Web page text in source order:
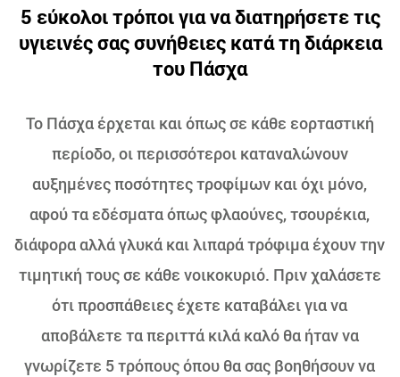
5 εύκολοι τρόποι για να διατηρήσετε τις
υγιεινές σας συνήθειες κατά τη διάρκεια
του Πάσχα
Το Πάσχα έρχεται και όπως σε κάθε εορταστική
περίοδο, οι περισσότεροι καταναλώνουν
αυξημένες ποσότητες τροφίμων και όχι μόνο,
αφού τα εδέσματα όπως φλαούνες, τσουρέκια,
διάφορα αλλά γλυκά και λιπαρά τρόφιμα έχουν την
τιμητική τους σε κάθε νοικοκυριό. Πριν χαλάσετε
ότι προσπάθειες έχετε καταβάλει για να
αποβάλετε τα περιττά κιλά καλό θα ήταν να
γνωρίζετε 5 τρόπους όπου θα σας βοηθήσουν να